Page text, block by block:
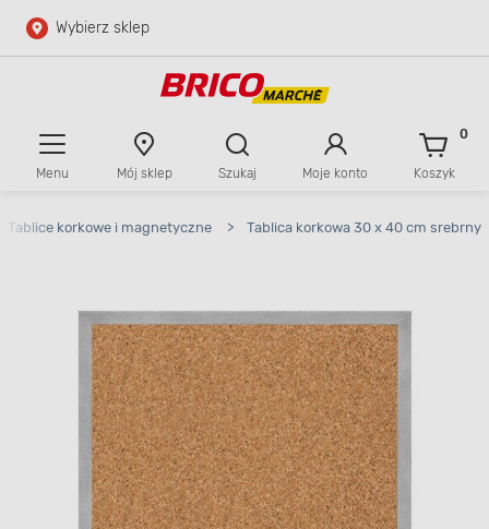
Przejdź do głównej zawartości
Wybierz sklep
Menu Mój sklep Szukaj Moje konto Koszyk
0
Tablice korkowe i magnetyczne > Tablica korkowa 30 x 40 cm srebrny